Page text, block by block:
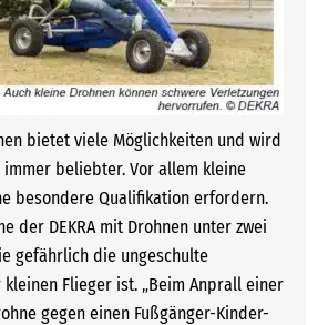
bietet viele Möglichkeiten und wird
beliebter. Vor allem kleine
besondere Qualifikation erfordern.
der DEKRA mit Drohnen unter zwei
gefährlich die ungeschulte
Flieger ist. „Beim Anprall einer
gegen einen Fußgänger-Kinder-